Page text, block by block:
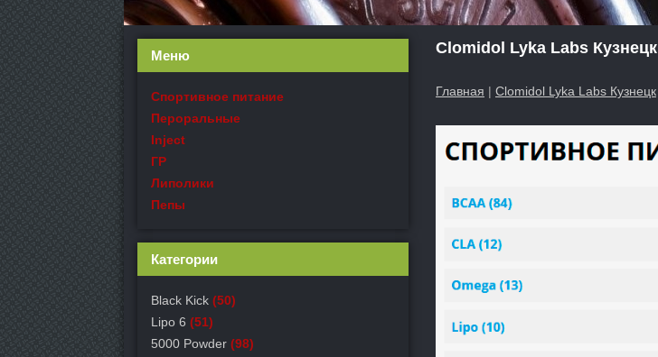
Clomidol Lyka Labs Кузнецк
Главная | Clomidol Lyka Labs Кузнецк
Меню
Спортивное питание
Пероральные
Inject
ГР
Липолики
Пепы
Категории
Black Kick (50)
Lipo 6 (51)
5000 Powder (98)